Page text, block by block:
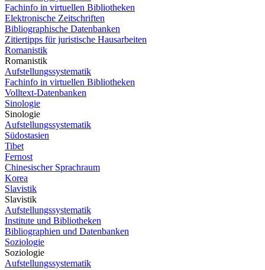
Fachinfo in virtuellen Bibliotheken
Elektronische Zeitschriften
Bibliographische Datenbanken
Zitiertipps für juristische Hausarbeiten
Romanistik
Romanistik
Aufstellungssystematik
Fachinfo in virtuellen Bibliotheken
Volltext-Datenbanken
Sinologie
Sinologie
Aufstellungssystematik
Südostasien
Tibet
Fernost
Chinesischer Sprachraum
Korea
Slavistik
Slavistik
Aufstellungssystematik
Institute und Bibliotheken
Bibliographien und Datenbanken
Soziologie
Soziologie
Aufstellungssystematik